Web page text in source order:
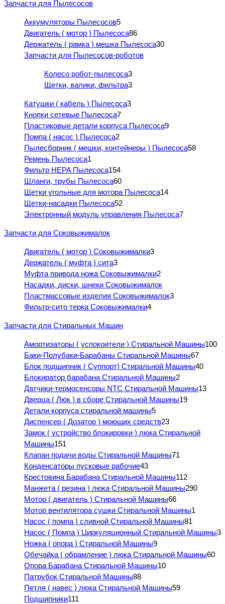
Запчасти для Пылесосов
Аккумуляторы Пылесосов5
Двигатель ( мотор ) Пылесоса86
Держатель ( рамка ) мешка Пылесоса30
Запчасти для Пылесосов-роботов
Колесо робот-пылесоса3
Щетки, валики, фильтра3
Катушки ( кабель ) Пылесоса3
Кнопки сетевые Пылесоса7
Пластиковые детали корпуса Пылесоса9
Помпа ( насос ) Пылесоса2
Пылесборник ( мешки, контейнеры ) Пылесоса58
Ремень Пылесоса1
Фильтр HEPA Пылесоса154
Шланги, трубы Пылесоса60
Щетки угольные для мотора Пылесоса14
Щетки-насадки Пылесоса52
Электронный модуль управления Пылесоса7
Запчасти для Соковыжималок
Двигатель ( мотор ) Соковыжималки3
Держатель ( муфта ) сита3
Муфта привода ножа Соковыжималки2
Насадки, диски, шнеки Соковыжималок
Пластмассовые изделия Соковыжималок3
Фильтр-сито терка Соковыжималки4
Запчасти для Стиральных Машин
Амортизаторы ( успокоители ) Стиральной Машины100
Баки-Полубаки-Барабаны Стиральной Машины67
Блок подшипник ( Суппорт) Стиральной Машины40
Блокиратор барабана Стиральной Машины2
Датчики-термосенсоры NTC Стиральной Машины13
Дверца ( Люк ) в сборе Стиральной Машины19
Детали корпуса стиральной машины5
Диспенсер ( Дозатор ) моющих средств23
Замок ( устройство блокировки ) люка Стиральной
Машины151
Клапан подачи воды Стиральной Машины71
Конденсаторы пусковые рабочие43
Крестовина Барабана Стиральной Машины112
Манжета ( резина ) люка Стиральной Машины290
Мотор ( двигатель ) Стиральной Машины66
Мотор вентилятора сушки Стиральной Машины1
Насос ( помпа ) сливной Стиральной Машины81
Насос ( Помпа ) Циркуляционный Стиральной Машины3
Ножка ( опора ) Стиральной Машины9
Обечайка ( обрамление ) люка Стиральной Машины60
Опора Барабана Стиральной Машины10
Патрубок Стиральной Машины88
Петля ( навес ) люка Стиральной Машины59
Подшипники111